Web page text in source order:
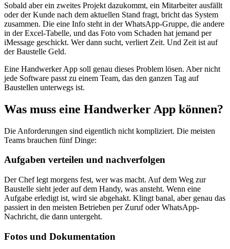
Sobald aber ein zweites Projekt dazukommt, ein Mitarbeiter ausfällt
oder der Kunde nach dem aktuellen Stand fragt, bricht das System
zusammen. Die eine Info steht in der WhatsApp-Gruppe, die andere
in der Excel-Tabelle, und das Foto vom Schaden hat jemand per
iMessage geschickt. Wer dann sucht, verliert Zeit. Und Zeit ist auf
der Baustelle Geld.
Eine Handwerker App soll genau dieses Problem lösen. Aber nicht
jede Software passt zu einem Team, das den ganzen Tag auf
Baustellen unterwegs ist.
Was muss eine Handwerker App können?
Die Anforderungen sind eigentlich nicht kompliziert. Die meisten
Teams brauchen fünf Dinge:
Aufgaben verteilen und nachverfolgen
Der Chef legt morgens fest, wer was macht. Auf dem Weg zur
Baustelle sieht jeder auf dem Handy, was ansteht. Wenn eine
Aufgabe erledigt ist, wird sie abgehakt. Klingt banal, aber genau das
passiert in den meisten Betrieben per Zuruf oder WhatsApp-
Nachricht, die dann untergeht.
Fotos und Dokumentation